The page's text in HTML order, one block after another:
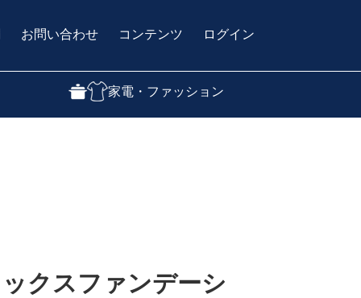
お問い合わせ コンテンツ ログイン
家電・ファッション
クスファンデーシ